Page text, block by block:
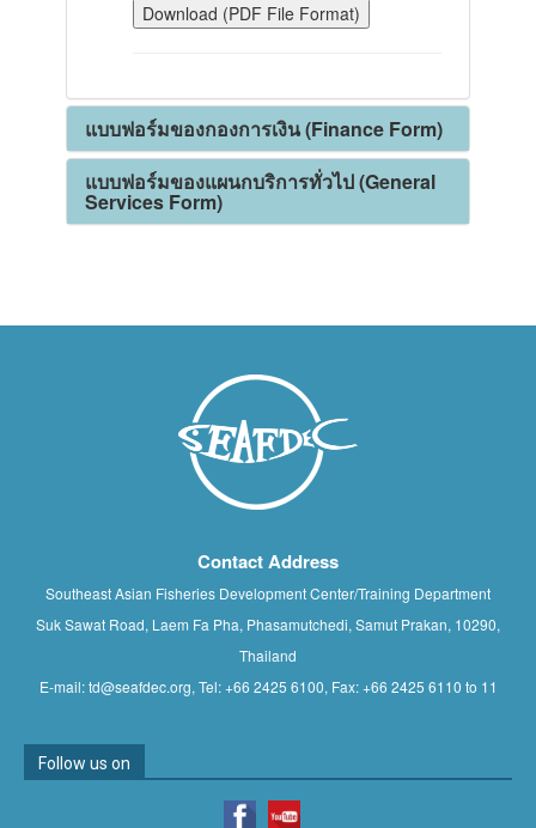
Download (PDF File Format)
แบบฟอร์มของกองการเงิน (Finance Form)
แบบฟอร์มของแผนกบริการทั่วไป (General
Services Form)
Contact Address
Southeast Asian Fisheries Development Center/Training Department
Suk Sawat Road, Laem Fa Pha, Phasamutchedi, Samut Prakan, 10290,
Thailand
E-mail: td@seafdec.org, Tel: +66 2425 6100, Fax: +66 2425 6110 to 11
Follow us on